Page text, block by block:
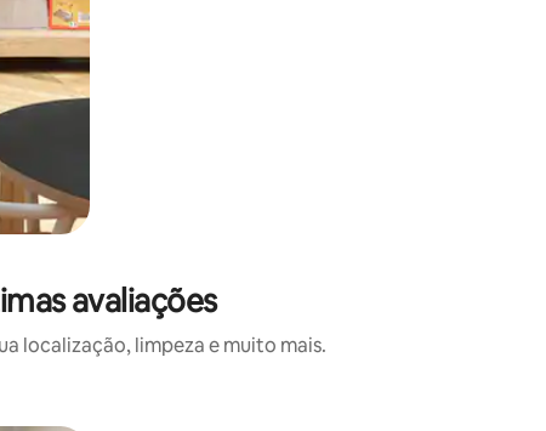
avaliações
localização, limpeza e muito mais.